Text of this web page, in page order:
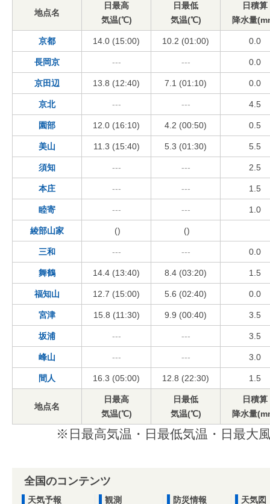
地点名
日最高
気温(℃)
日最低
気温(℃)
日積算
降水量
京都 14.0 (15:00) 10.2 (01:00) 0.0
長岡京 --- --- 0.0
京田辺 13.8 (12:40) 7.1 (01:10) 0.0
京北 --- --- 4.5
園部 12.0 (16:10) 4.2 (00:50) 0.5
美山 11.3 (15:40) 5.3 (01:30) 5.5
須知 --- --- 2.5
本庄 --- --- 1.5
睦寄 --- --- 1.0
綾部山家 () ()
三和 --- --- 0.0
舞鶴 14.4 (13:40) 8.4 (03:20) 1.5
福知山 12.7 (15:00) 5.6 (02:40) 0.0
宮津 15.8 (11:30) 9.9 (00:40) 3.5
坂浦 --- --- 3.5
峰山 --- --- 3.0
間人 16.3 (05:00) 12.8 (22:30) 1.5
地点名
日最高
気温(℃)
日最低
気温(℃)
日積算
降水量
※日最高気温・日最低気温・日最大
全国のコンテンツ
天気予報 観測 防災情報 天気図